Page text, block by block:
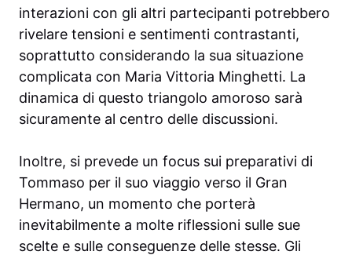
interazioni con gli altri partecipanti potrebbero
rivelare tensioni e sentimenti contrastanti,
soprattutto considerando la sua situazione
complicata con Maria Vittoria Minghetti. La
dinamica di questo triangolo amoroso sarà
sicuramente al centro delle discussioni.
Inoltre, si prevede un focus sui preparativi di
Tommaso per il suo viaggio verso il Gran
Hermano, un momento che porterà
inevitabilmente a molte riflessioni sulle sue
scelte e sulle conseguenze delle stesse. Gli